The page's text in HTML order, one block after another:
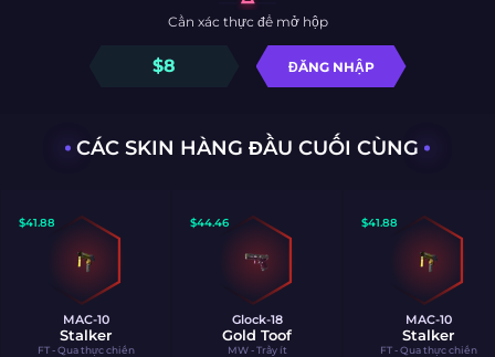
$8 ĐĂNG NHẬP
Cần xác thực để mở hộp
CÁC SKIN HÀNG ĐẦU CUỐI CÙNG
$41.88
MAC-10
Stalker
FT - Qua thực chiến
$44.46
Glock-18
Gold Toof
MW - Trầy ít
$41.88
MAC-10
Stalker
FT - Qua thực chiến